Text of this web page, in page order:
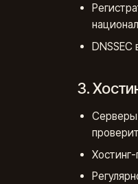
3.
Серверы